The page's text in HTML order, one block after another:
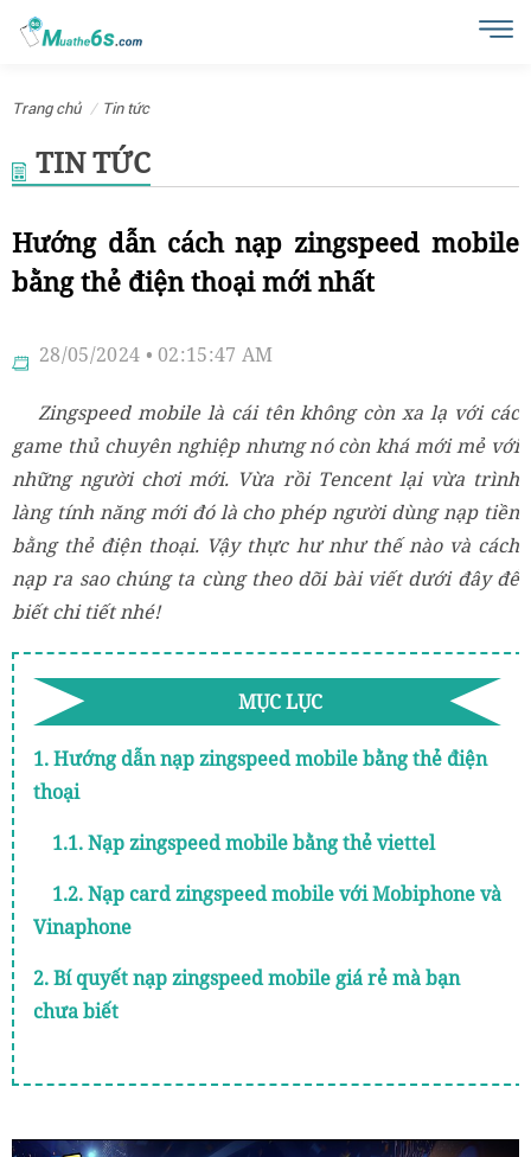
Trang chủ Tin tức
TIN TỨC
Hướng dẫn cách nạp zingspeed mobile
bằng thẻ điện thoại mới nhất
28/05/2024 • 02:15:47 AM
Zingspeed mobile là cái tên không còn xa lạ với các
game thủ chuyên nghiệp nhưng nó còn khá mới mẻ với
những người chơi mới. Vừa rồi Tencent lại vừa trình
làng tính năng mới đó là cho phép người dùng nạp tiền
bằng thẻ điện thoại. Vậy thực hư như thế nào và cách
nạp ra sao chúng ta cùng theo dõi bài viết dưới đây để
biết chi tiết nhé!
MỤC LỤC
1. Hướng dẫn nạp zingspeed mobile bằng thẻ điện
thoại
1.1. Nạp zingspeed mobile bằng thẻ viettel
1.2. Nạp card zingspeed mobile với Mobiphone và
Vinaphone
2. Bí quyết nạp zingspeed mobile giá rẻ mà bạn
chưa biết